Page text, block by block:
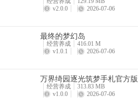
v2.0.0
2026-07-06
最终的梦幻岛
经营养成
416.01 M
v1.0.1
2026-07-06
万界绮园逐光筑梦手札官方版
经营养成
313.83 MB
v1.0.0
2026-07-06